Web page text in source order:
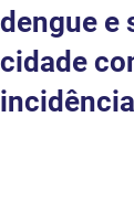
dengue e
cidade
incidência